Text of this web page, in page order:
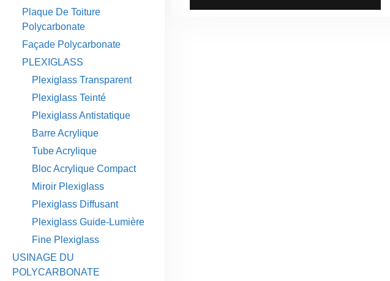
Plaque De Toiture
Polycarbonate
Façade Polycarbonate
PLEXIGLASS
Plexiglass Transparent
Plexiglass Teinté
Plexiglass Antistatique
Barre Acrylique
Tube Acrylique
Bloc Acrylique Compact
Miroir Plexiglass
Plexiglass Diffusant
Plexiglass Guide-Lumière
Fine Plexiglass
USINAGE DU
POLYCARBONATE